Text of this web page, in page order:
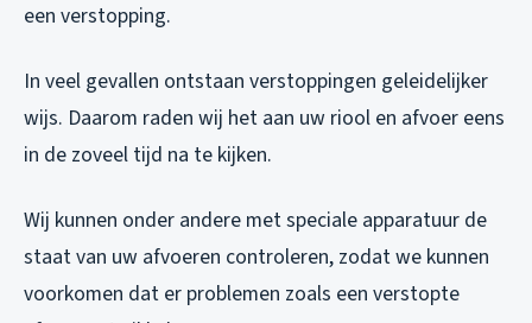
een verstopping.
In veel gevallen ontstaan verstoppingen geleidelijker
wijs. Daarom raden wij het aan uw riool en afvoer eens
in de zoveel tijd na te kijken.
Wij kunnen onder andere met speciale apparatuur de
staat van uw afvoeren controleren, zodat we kunnen
voorkomen dat er problemen zoals een verstopte